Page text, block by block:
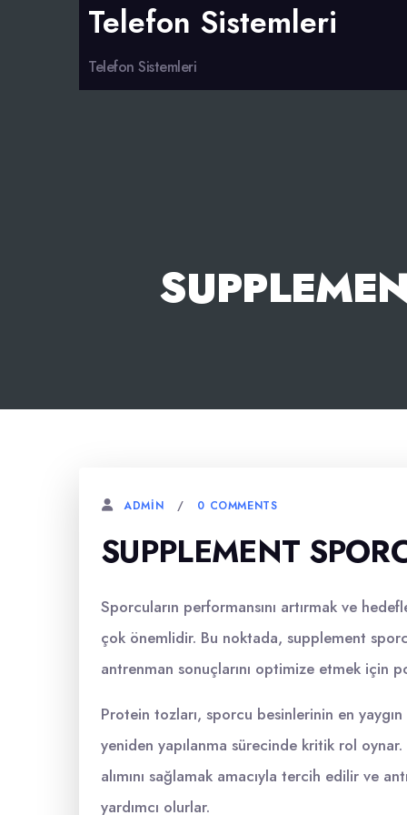
Telefon Sistemleri
Telefon Sistemleri
ADMIN 0 COMMENTS
SUPPLEMENT
Sporcuların performansını artırmak ve
çok önemlidir. Bu noktada, supplement
antrenman sonuçlarını optimize etmek için
Protein tozları, sporcu besinlerinin en
yeniden yapılanma sürecinde kritik rol
alımını sağlamak amacıyla tercih edilir ve
yardımcı olurlar.